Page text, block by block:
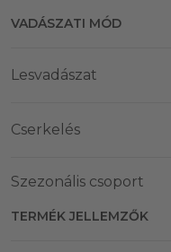
VADÁSZATI MÓD
Lesvadászat
Cserkelés
Szezonális csoport
TERMÉK JELLEMZŐK